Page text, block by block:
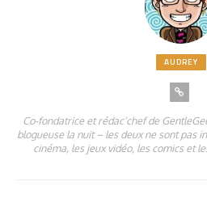
AUDREY
Co-fondatrice et rédac’chef de
blogueuse la nuit – les deux ne sont pas
cinéma, les jeux vidéo, les comics et